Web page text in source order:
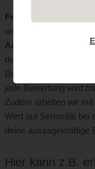
Frage:
woher kommen sie?
Antwort:
Die
der diversen
Bewertungsportal nur
jede Bewertung wird
Zudem arbeiten wir
Wert auf Seriosität bei
deine aussagekräftige
Hier kann z.B.